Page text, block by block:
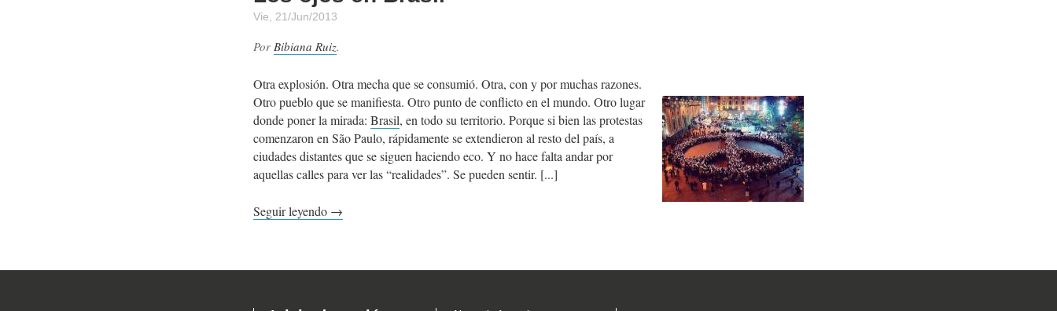
Vie, 21/Jun/2013
Por Bibiana Ruiz.
Otra explosión. Otra mecha que se consumió. Otra, con y por muchas razones.
Otro pueblo que se manifiesta. Otro punto de conflicto en el mundo. Otro lugar
donde poner la mirada: Brasil, en todo su territorio. Porque si bien las protestas
comenzaron en São Paulo, rápidamente se extendieron al resto del país, a
ciudades distantes que se siguen haciendo eco. Y no hace falta andar por
aquellas calles para ver las “realidades”. Se pueden sentir.
Seguir leyendo →